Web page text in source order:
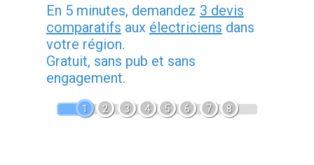
En 5 minutes, demandez 3 devis
comparatifs aux électriciens dans
votre région.
Gratuit, sans pub et sans
engagement.
1 2 3 4 5 6 7 8